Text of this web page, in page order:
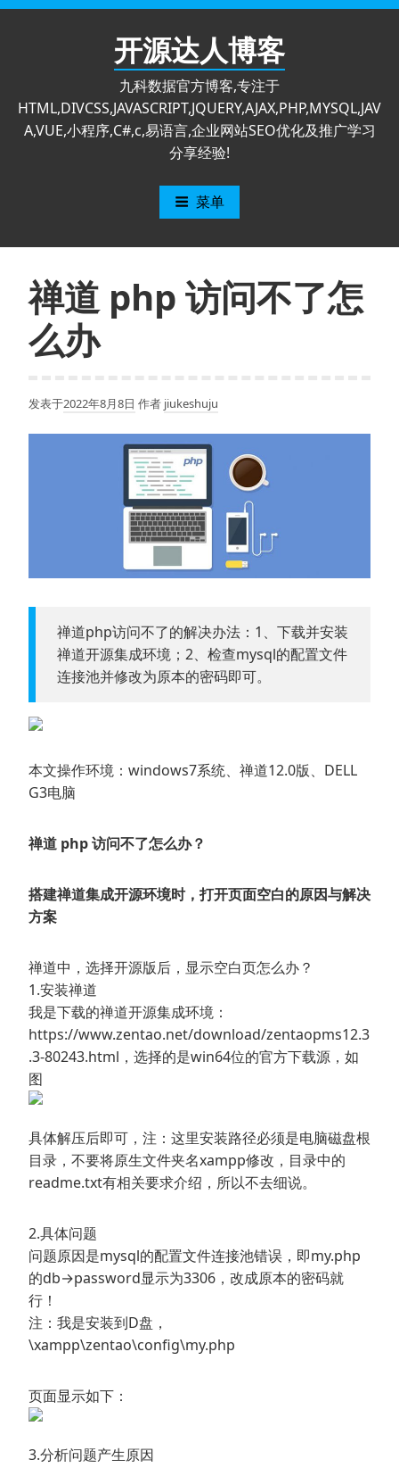
跳
开源达人博客
九科数据官方博客,专注于
HTML,DIVCSS,JAVASCRIPT,JQUERY,AJAX,PHP,MYSQL,JAV
A,VUE,小程序,C#,c,易语言,企业网站SEO优化及推广学习
分享经验!
菜单
禅道 php 访问不了怎
么办
发表于2022年8月8日 作者 jiukeshuju
禅道php访问不了的解决办法：1、下载并安装
禅道开源集成环境；2、检查mysql的配置文件
连接池并修改为原本的密码即可。
本文操作环境：windows7系统、禅道12.0版、DELL
G3电脑
禅道 php 访问不了怎么办？
搭建禅道集成开源环境时，打开页面空白的原因与解决
方案
禅道中，选择开源版后，显示空白页怎么办？
1.安装禅道
我是下载的禅道开源集成环境：
https://www.zentao.net/download/zentaopms12.3
.3-80243.html，选择的是win64位的官方下载源，如
图
具体解压后即可，注：这里安装路径必须是电脑磁盘根
目录，不要将原生文件夹名xampp修改，目录中的
readme.txt有相关要求介绍，所以不去细说。
2.具体问题
问题原因是mysql的配置文件连接池错误，即my.php
的db→password显示为3306，改成原本的密码就
行！
注：我是安装到D盘，
\xampp\zentao\config\my.php
页面显示如下：
3.分析问题产生原因